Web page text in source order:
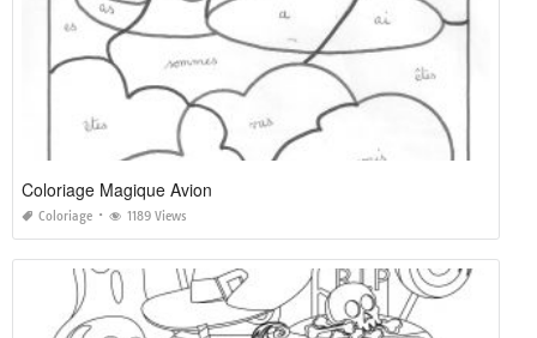
Coloriage Magique Avion
Coloriage 1189 Views